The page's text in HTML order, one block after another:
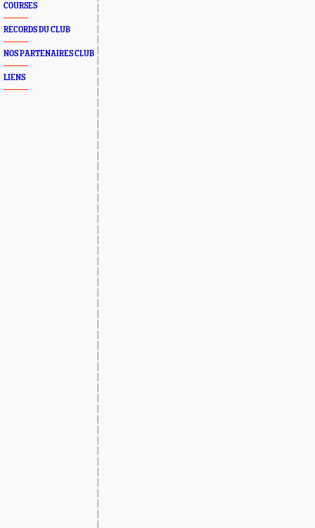
COURSES
RECORDS DU CLUB
NOS PARTENAIRES CLUB
LIENS